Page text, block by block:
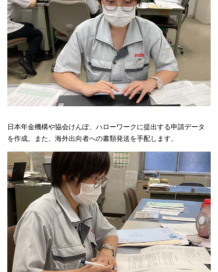
日本年金機構や協会けんぽ、ハローワークに提出する申請データ
を作成。また、海外出向者への書類発送を手配します。